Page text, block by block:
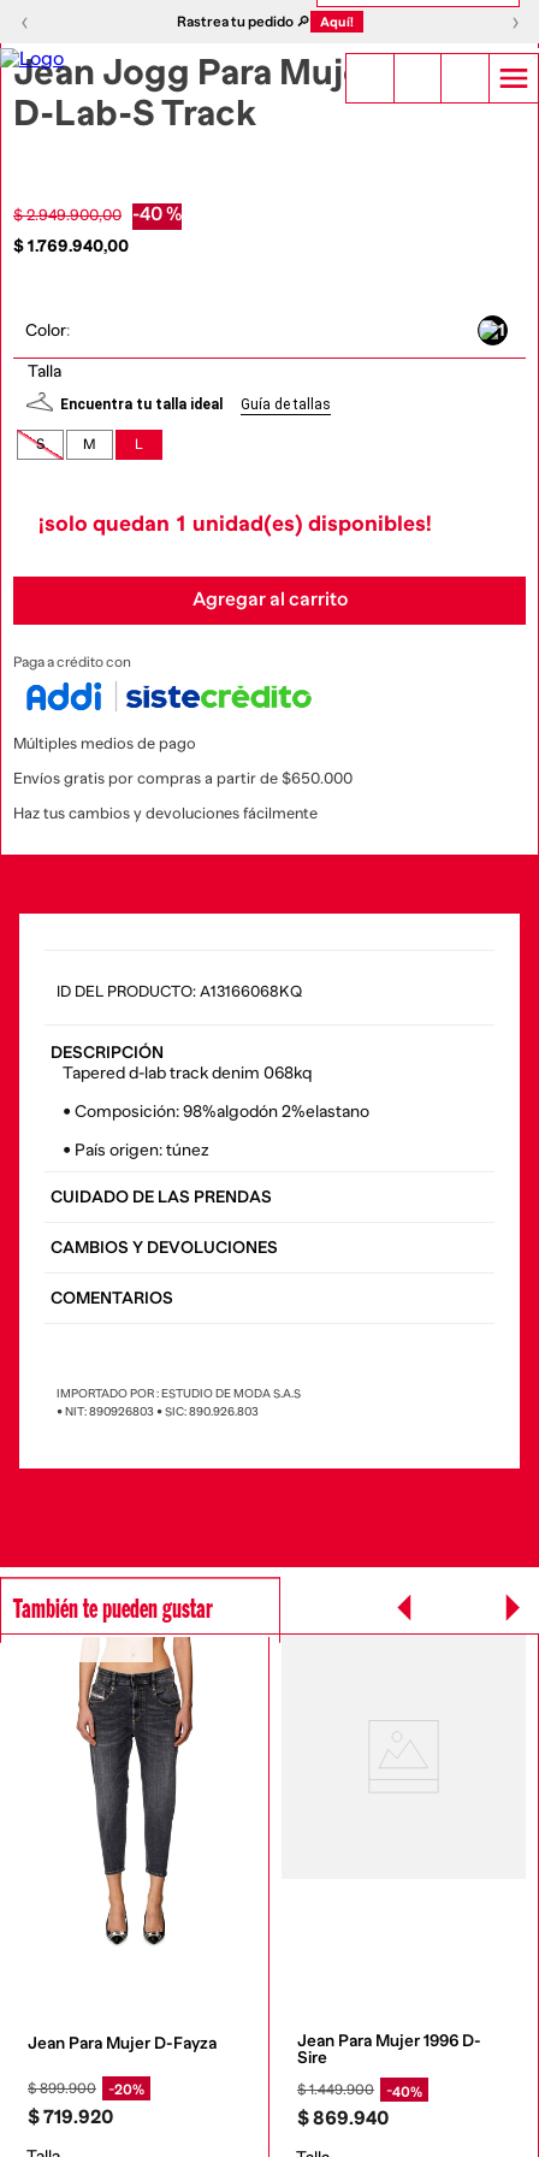
‹ Rastrea tu pedido 🔎 Aquí! ›
‹ ›
Jean Jogg Para Mujer
D-Lab-S Track
$ 2.949.900,00 -40 %
$1.769.940,00
Color:
Talla
Encuentra tu talla ideal Guía de tallas
S M L
¡solo quedan 1 unidad(es) disponibles!
Agregar al carrito
Paga a crédito con
Múltiples medios de pago
Envíos gratis por compras a partir de $650.000
Haz tus cambios y devoluciones fácilmente
: A13166068KQ
DESCRIPCIÓN
Tapered d-lab track denim 068kq
• Composición: 98%algodón 2%elastano
• País origen: túnez
CUIDADO DE LAS PRENDAS
CAMBIOS Y DEVOLUCIONES
COMENTARIOS
IMPORTADO POR : ESTUDIO DE MODA S.A.S
• NIT: 890926803 • SIC: 890.926.803
También te pueden gustar
SOSTENIBLE DIESEL
Jean Para Mujer D-Fayza
$899.900 20%
$719.920
Jean Para Mujer 1996 D-
Sire
$1.449.900 40%
$869.940